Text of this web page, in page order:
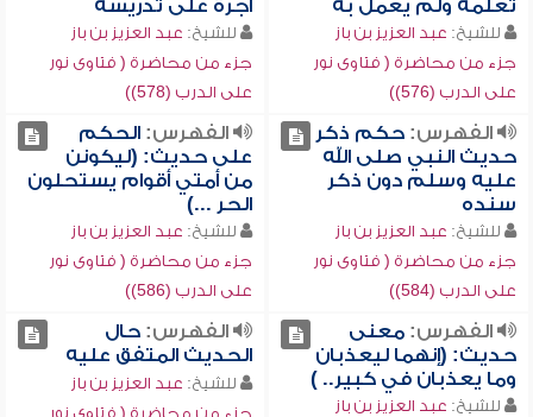
تعلمه ولم يعمل به
للشيخ: عبد العزيز بن باز
جزء من محاضرة ( فتاوى نور
على الدرب (576))
أجرة على تدريسه
للشيخ: عبد العزيز بن باز
جزء من محاضرة ( فتاوى نور
على الدرب (578))
الفهرس:حكم ذكر
حديث النبي صلى الله
عليه وسلم دون ذكر
سنده
للشيخ: عبد العزيز بن باز
جزء من محاضرة ( فتاوى نور
على الدرب (584))
الفهرس:الحكم
على حديث: (ليكونن
من أمتي أقوام يستحلون
الحر ...)
للشيخ: عبد العزيز بن باز
جزء من محاضرة ( فتاوى نور
على الدرب (586))
الفهرس:معنى
حديث: (إنهما ليعذبان
وما يعذبان في كبير.. )
للشيخ: عبد العزيز بن باز
الفهرس:حال
الحديث المتفق عليه
للشيخ: عبد العزيز بن باز
جزء من محاضرة ( فتاوى نور